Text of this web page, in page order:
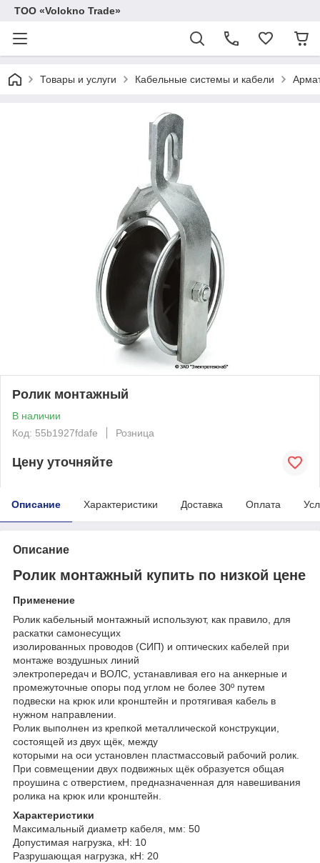
ТОО «Volokno Trade»
Товары и услуги Кабельные системы и кабели
Ролик монтажный
В наличии
Код: 55b1927fdafe
Розница
Цену уточняйте
Описание Характеристики Доставка Оплата
Описание
Ролик монтажный купить по низкой цене
Применение
Ролик кабельный монтажный используют, как правило, для
раскатки самонесущих
изолированных проводов (СИП) и оптических кабелей при
монтаже воздушных линий
электропередач и ВОЛС, устанавливая его на анкерные и
промежуточные опоры под углом не более 30º путем
подвески на крюк или кронштейн и протягивая кабель в
нужном направлении.
Ролик выполнен из крепкой металлической конструкции,
состоящей из двух щёк, между
которыми на оси установлен пластмассовый рабочий ролик.
При совмещении двух подвижных щёк образуется общая
проушина с отверстием, предназначенная для навешивания
ролика на крюк или кронштейн.
Характеристики
Максимальный диаметр кабеля, мм: 50
Допустимая нагрузка, кН: 10
Разрушающая нагрузка, кН: 20